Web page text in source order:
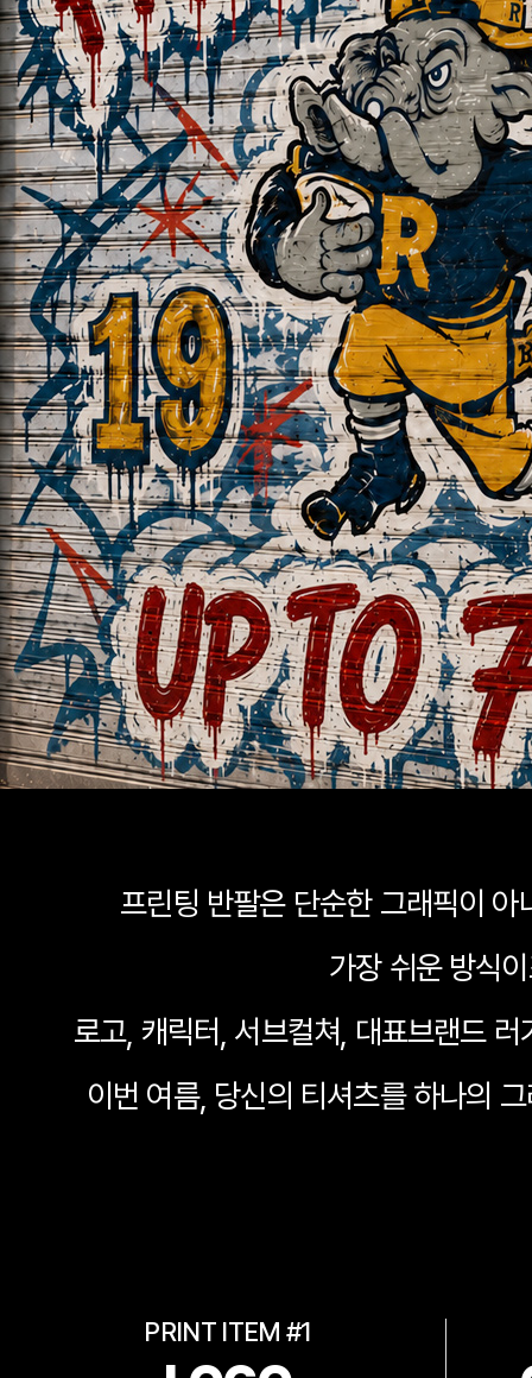
프린팅 반팔은 단순한 그래픽이 아
가장 쉬운 방식
로고, 캐릭터, 서브컬쳐, 대표브랜드
이번 여름, 당신의 티셔츠를 하나의
PRINT ITEM #1